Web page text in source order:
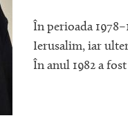
În perioada
Ierusalim, iar
În anul 1982 a